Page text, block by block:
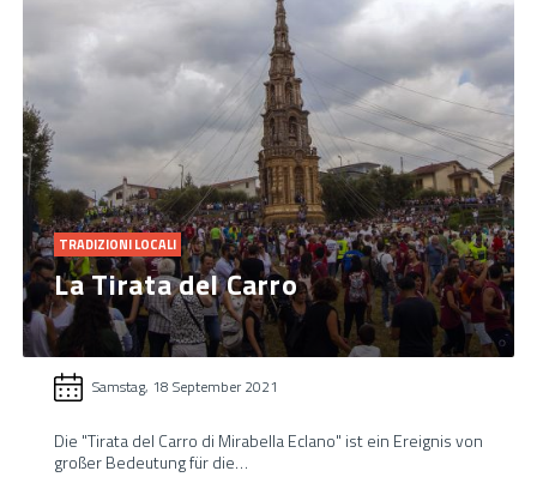
TRADIZIONI LOCALI
La Tirata del Carro
Samstag, 18 September 2021
Die "Tirata del Carro di Mirabella Eclano" ist ein Ereignis von
großer Bedeutung für die…